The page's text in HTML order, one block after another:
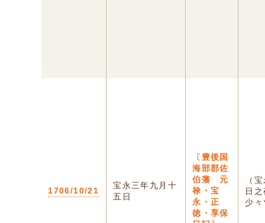
1706/10/21
宝永三年九月十
五日
〔豊後国
海部郡佐
伯藩 元
禄・宝
永・正
徳・享保
（
日
少